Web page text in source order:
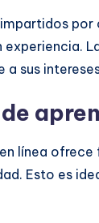
a sus
línea ofrece
Esto es